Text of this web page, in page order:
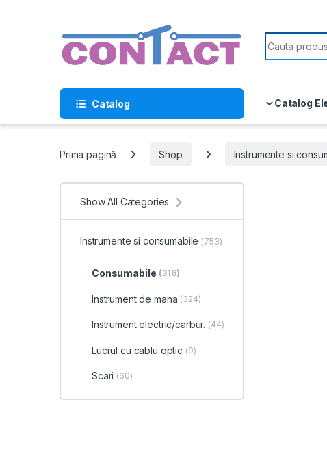
Search for:
Catalog Catalog
Prima pagină Shop Instrumente si
Show All Categories
Instrumente si consumabile (753)
Consumabile (316)
Instrument de mana (324)
Instrument electric/carbur. (44)
Lucrul cu cablu optic (9)
Scari (60)